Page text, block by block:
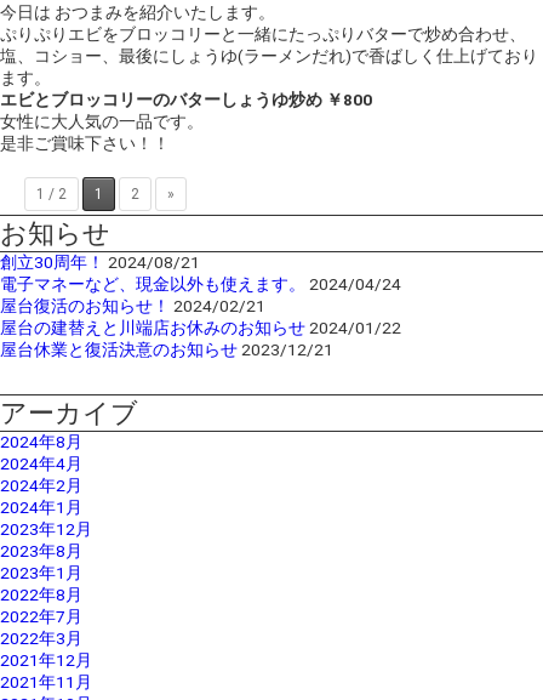
今日は おつまみを紹介いたします。
ぷりぷりエビをブロッコリーと一緒にたっぷりバターで炒め合わせ、
塩、コショー、最後にしょ うゆ(ラーメンだれ)で香ばしく仕上げており
ます。
エビとブロッコリーのバターしょうゆ炒め ￥800
女性に大人気の一品です。
是非ご賞味下さい！！
1 / 2 1 2 »
お知らせ
創立30周年！
2024/08/21
電子マネーなど、現金以外も使えます。
2024/04/24
屋台復活のお知らせ！
2024/02/21
屋台の建替えと川端店お休みのお知らせ 2024/01/22
屋台休業と復活決意のお知らせ 2023/12/21
アーカイブ
2024年8月
2024年4月
2024年2月
2024年1月
2023年12月
2023年8月
2023年1月
2022年8月
2022年7月
2022年3月
2021年12月
2021年11月